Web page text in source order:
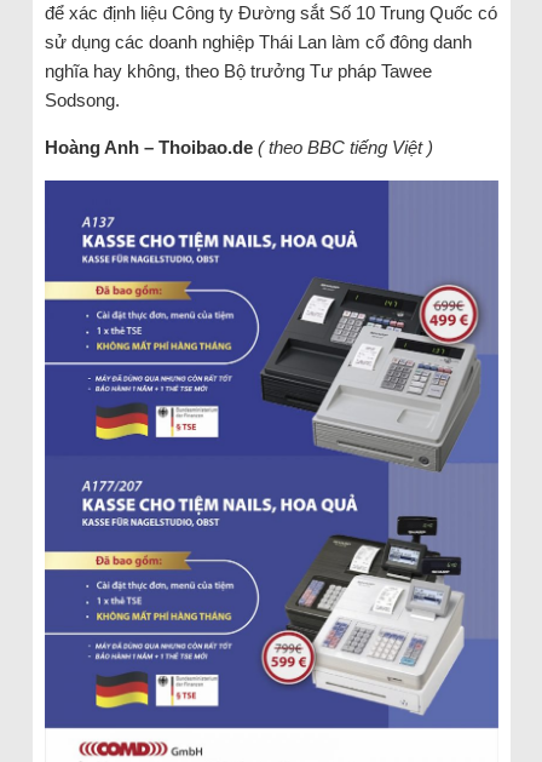
để xác định liệu Công ty Đường sắt Số 10 Trung Quốc có
sử dụng các doanh nghiệp Thái Lan làm cổ đông danh
nghĩa hay không, theo Bộ trưởng Tư pháp Tawee
Sodsong.
Hoàng Anh – Thoibao.de ( theo BBC tiếng Việt )